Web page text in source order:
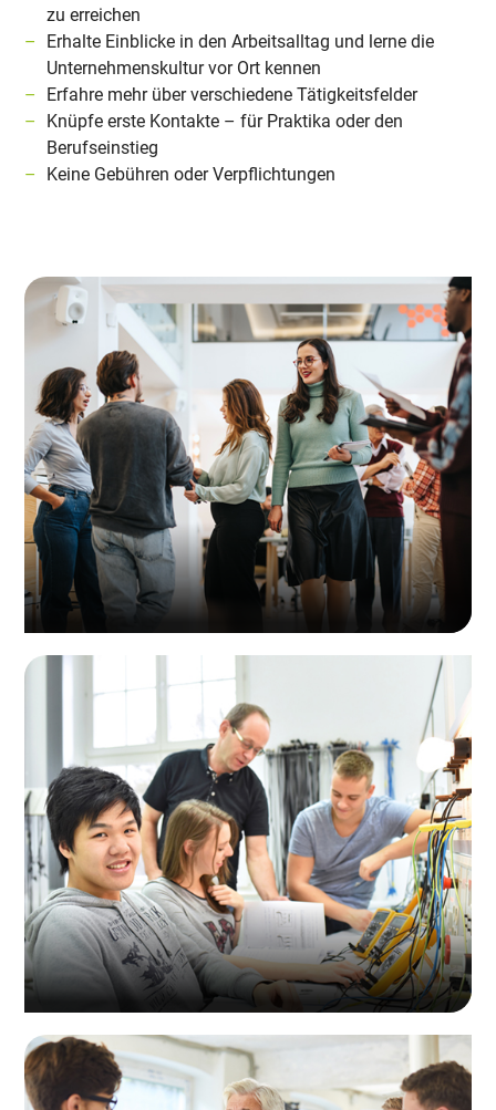
zu erreichen
Erhalte Einblicke in den Arbeitsalltag und lerne die
Unternehmenskultur vor Ort kennen
Erfahre mehr über verschiedene Tätigkeitsfelder
Knüpfe erste Kontakte – für Praktika oder den
Berufseinstieg
Keine Gebühren oder Verpflichtungen